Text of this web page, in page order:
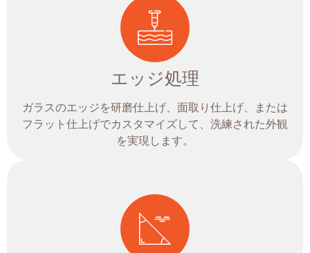
エッジ処理
ガラスのエッジを研磨仕上げ、面取り仕上げ、または
フラット仕上げでカスタマイズして、洗練された外観
を実現します。